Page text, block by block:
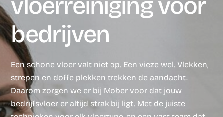
vloerreiniging voor
bedrijven
Een schone vloer valt niet op. Een vieze wel. Vlekken,
strepen en doffe plekken trekken de aandacht.
Daarom zorgen we er bij Mober voor dat jouw
bedrijfsvloer er altijd strak bij ligt. Met de juiste